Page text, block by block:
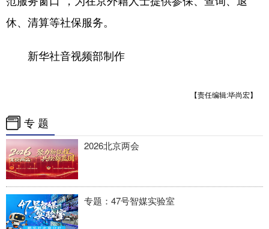
休、清算等社保服务。
新华社音视频部制作
【责任编辑:毕尚宏】
专 题
2026北京两会
专题：47号智媒实验室